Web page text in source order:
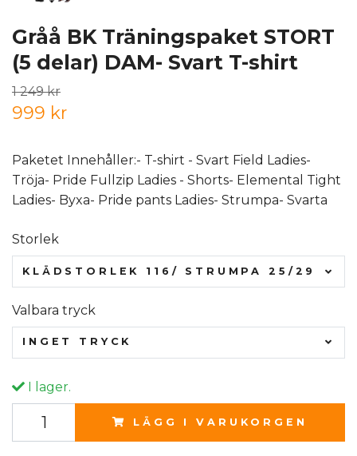
Gråå BK Träningspaket STORT
(5 delar) DAM- Svart T-shirt
1 249 kr
999 kr
Paketet Innehåller:- T-shirt - Svart Field Ladies-
Tröja- Pride Fullzip Ladies - Shorts- Elemental Tight
Ladies- Byxa- Pride pants Ladies- Strumpa- Svarta
Storlek
KLÄDSTORLEK 116/ STRUMPA 25/29
Valbara tryck
INGET TRYCK
I lager.
LÄGG I VARUKORGEN